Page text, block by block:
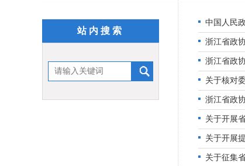
站内搜索
中国人民
浙江省政
浙江省政
关于核对
浙江省政
关于开展
关于开展
关于征集